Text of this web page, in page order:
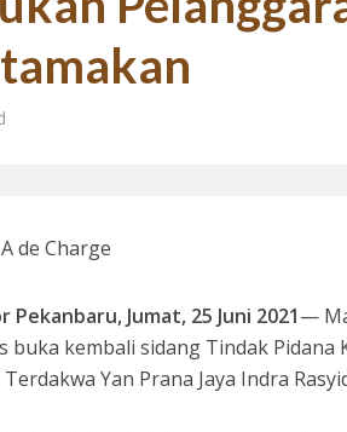
Reformasi 1998: Menanti Aksi Kepala
de Charge
Jumat, 25 Juni 2021—
buka kembali sidang Tindak
Yan Prana Jaya Indra